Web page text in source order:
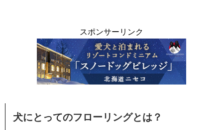
スポンサーリンク
犬にとってのフローリングとは？